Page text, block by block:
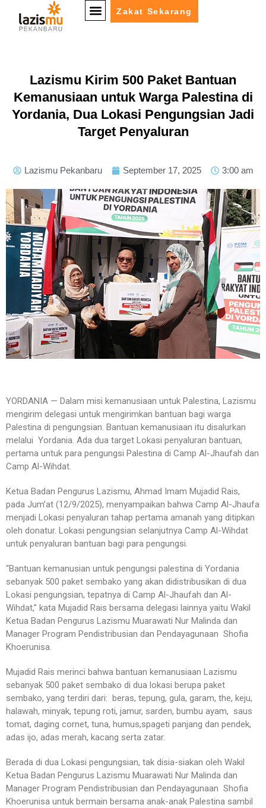
Zakat Sekarang
Lazismu Kirim 500 Paket Bantuan
Kemanusiaan untuk Warga Palestina di
Yordania, Dua Lokasi Pengungsian Jadi
Target Penyaluran
Lazismu Pekanbaru September 17, 2025 3:00 am
YORDANIA — Dalam misi kemanusiaan untuk Palestina, Lazismu
mengirim delegasi untuk mengirimkan bantuan bagi warga
Palestina di pengungsian. Bantuan kemanusiaan itu disalurkan
melalui Yordania. Ada dua target Lokasi penyaluran bantuan,
pertama untuk para pengungsi Palestina di Camp Al-Jhaufah dan
Camp Al-Wihdat.
Ketua Badan Pengurus Lazismu, Ahmad Imam Mujadid Rais,
pada Jum’at (12/9/2025), menyampaikan bahwa Camp Al-Jhaufa
menjadi Lokasi penyaluran tahap pertama amanah yang ditipkan
oleh donatur. Lokasi pengungsian selanjutnya Camp Al-Wihdat
untuk penyaluran bantuan bagi para pengungsi.
“Bantuan kemanusian untuk pengungsi palestina di Yordania
sebanyak 500 paket sembako yang akan didistribusikan di dua
Lokasi pengungsian, tepatnya di Camp Al-Jhaufah dan Al-
Wihdat,” kata Mujadid Rais bersama delegasi lainnya yaitu Wakil
Ketua Badan Pengurus Lazismu Muarawati Nur Malinda dan
Manager Program Pendistribusian dan Pendayagunaan Shofia
Khoerunisa.
Mujadid Rais merinci bahwa bantuan kemanusiaan Lazismu
sebanyak 500 paket sembako di dua lokasi berupa paket
sembako, yang terdiri dari: beras, ⁠tepung,⁠ gula, garam, ⁠the, ⁠keju,
⁠halawah, ⁠minyak, ⁠tepung roti, ⁠jamur, ⁠sarden, ⁠bumbu ayam, ⁠ ⁠saus
tomat, ⁠daging cornet, ⁠tuna, ⁠humus,⁠spageti panjang dan pendek,
⁠adas ijo, ⁠adas merah, ⁠kacang serta zatar.
Berada di dua Lokasi pengungsian, tak disia-siakan oleh Wakil
Ketua Badan Pengurus Lazismu Muarawati Nur Malinda dan
Manager Program Pendistribusian dan Pendayagunaan Shofia
Khoerunisa untuk bermain bersama anak-anak Palestina sambil